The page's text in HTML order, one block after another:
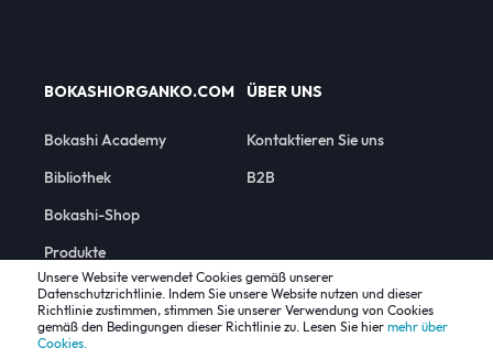
Unsere Website verwendet Cookies gemäß unserer
Datenschutzrichtlinie. Indem Sie unsere Website nutzen und dieser
Richtlinie zustimmen, stimmen Sie unserer Verwendung von Cookies
gemäß den Bedingungen dieser Richtlinie zu. Lesen Sie hier mehr über
Cookies.
BOKASHIORGANKO.COM
Bokashi Academy
Bibliothek
Bokashi-Shop
Produkte
ÜBER UNS
Kontaktieren Sie uns
B2B